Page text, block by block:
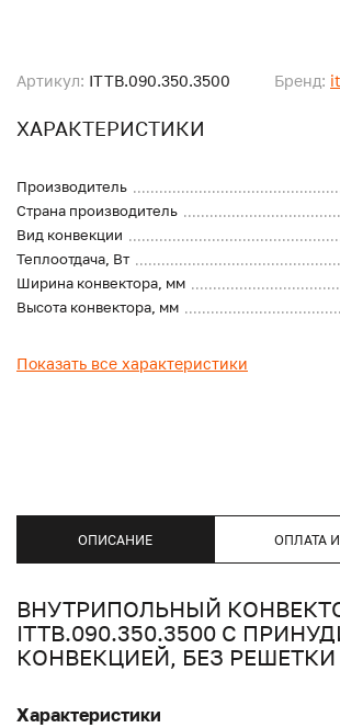
Артикул: ITTB.090.350.3500 Бренд:
ХАРАКТЕРИСТИКИ
Производитель
Страна производитель
Вид конвекции
Теплоотдача, Вт
Ширина конвектора, мм
Высота конвектора, мм
Показать все характеристики
ОПИСАНИЕ ОПЛАТА
ВНУТРИПОЛЬНЫЙ
ITTB.090.350.3500 С
КОНВЕКЦИЕЙ, БЕЗ РЕШЕТКИ
Характеристики